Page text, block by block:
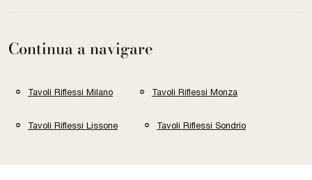
Continua a navigare
Tavoli Riflessi Milano Tavoli Riflessi Monza
Tavoli Riflessi Lissone Tavoli Riflessi Sondrio